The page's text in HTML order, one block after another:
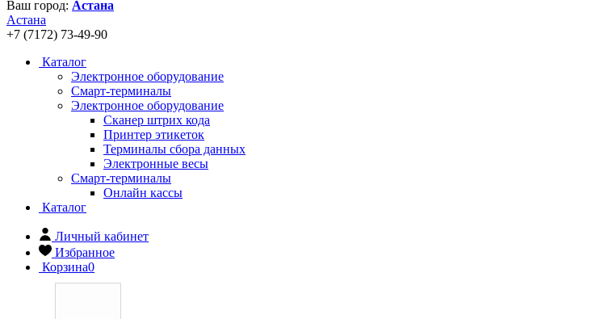
Ваш город: Астана
Астана
+7 (7172) 73-49-90
Каталог
Электронное оборудование
Смарт-терминалы
Электронное оборудование
Сканер штрих кода
Принтер этикеток
Терминалы сбора данных
Электронные весы
Смарт-терминалы
Онлайн кассы
Каталог
Личный кабинет
Избранное
Корзина0